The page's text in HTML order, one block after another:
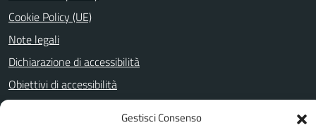
Gestisci Consenso
Cookie Policy (UE)
Note legali
Dichiarazione di accessibilità
Obiettivi di accessibilità